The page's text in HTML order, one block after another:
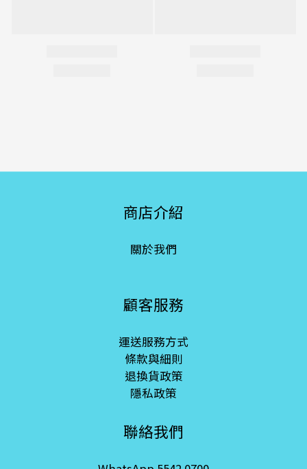
商店介紹
關於我們
顧客服務
運送服務方式
條款與細則
退換貨政策
隱私政策
聯絡我們